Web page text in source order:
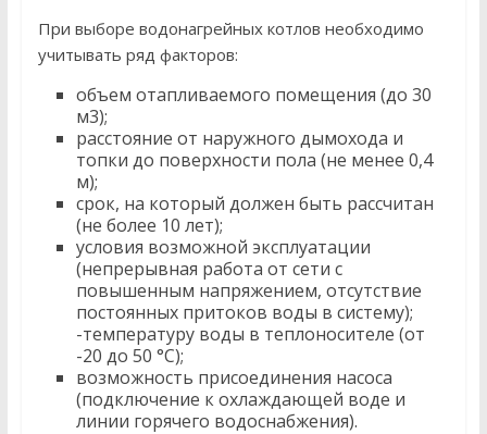
При выборе водонагрейных котлов необходимо
учитывать ряд факторов:
объем отапливаемого помещения (до 30
м3);
расстояние от наружного дымохода и
топки до поверхности пола (не менее 0,4
м);
срок, на который должен быть рассчитан
(не более 10 лет);
условия возможной эксплуатации
(непрерывная работа от сети с
повышенным напряжением, отсутствие
постоянных притоков воды в систему);
-температуру воды в теплоносителе (от
-20 до 50 °C);
возможность присоединения насоса
(подключение к охлаждающей воде и
линии горячего водоснабжения).